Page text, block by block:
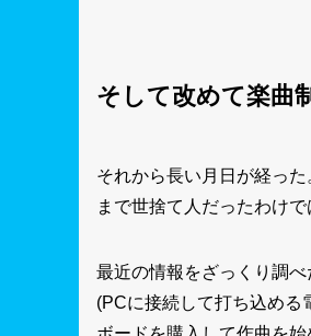
そして改めて楽曲
それから長い月日が経っ
まで世捨て人だったわけ
最近の情報をざっくり調
(PCに接続して打ち込める